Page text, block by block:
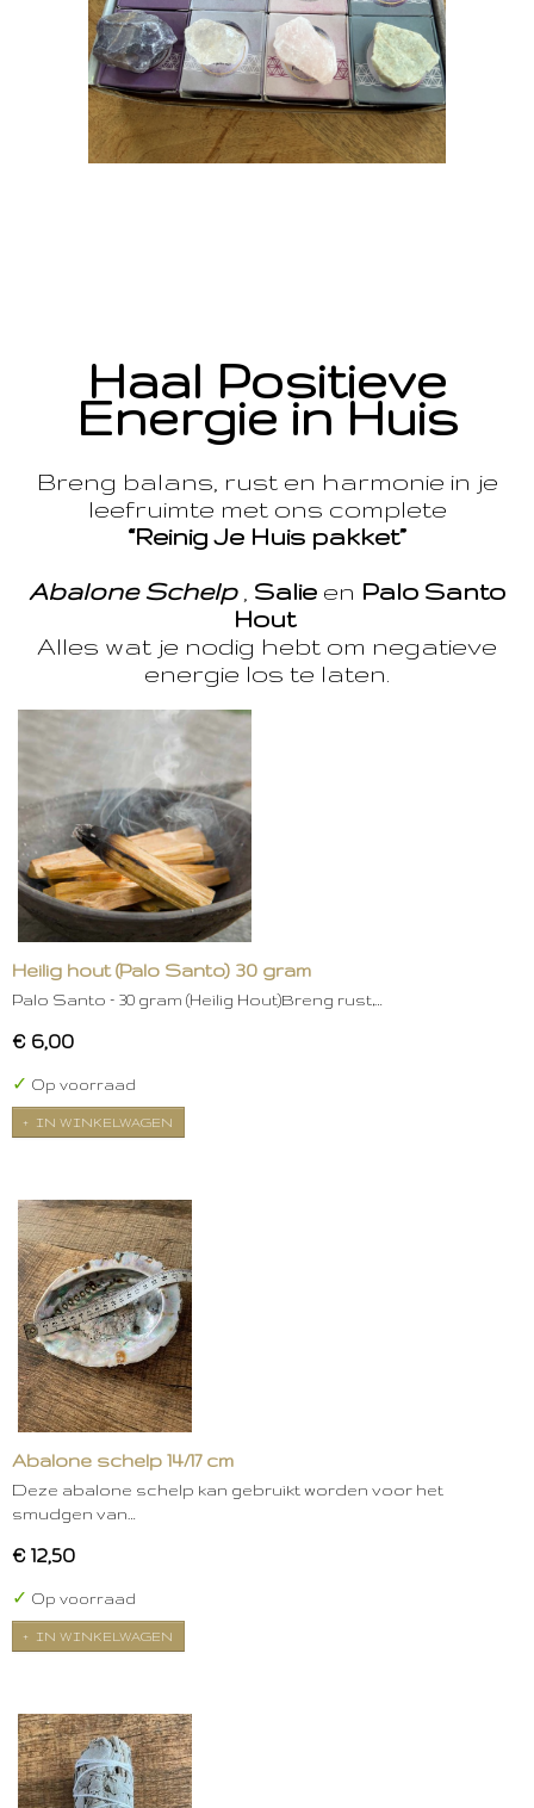
Haal Positieve
Energie in Huis
Breng balans, rust en harmonie in je
leefruimte met ons complete
“Reinig Je Huis pakket”
Abalone Schelp, Salie en Palo Santo
Hout
Alles wat je nodig hebt om negatieve
energie los te laten.
Heilig hout (Palo Santo) 30 gram
Palo Santo – 30 gram (Heilig Hout)Breng rust,…
€ 6,00
✓ Op voorraad
IN WINKELWAGEN
Abalone schelp 14/17 cm
Deze abalone schelp kan gebruikt worden voor het
smudgen van…
€ 12,50
✓ Op voorraad
IN WINKELWAGEN